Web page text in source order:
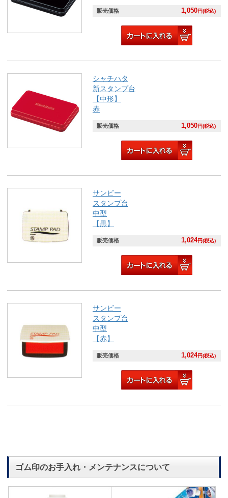
販売価格 1,050円(税込)
シャチハタ
新スタンプ台
【中形】
赤
販売価格 1,050円(税込)
サンビー
スタンプ台
中型
【黒】
販売価格 1,024円(税込)
サンビー
スタンプ台
中型
【赤】
販売価格 1,024円(税込)
ゴム印のお手入れ・メンテナンスについて